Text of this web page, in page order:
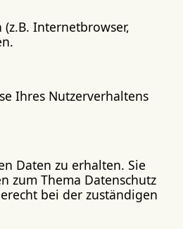
Internetbrowser,
Ihres Nutzerverhaltens
Daten zu erhalten. Sie
zum Thema Datenschutz
bei der zuständigen